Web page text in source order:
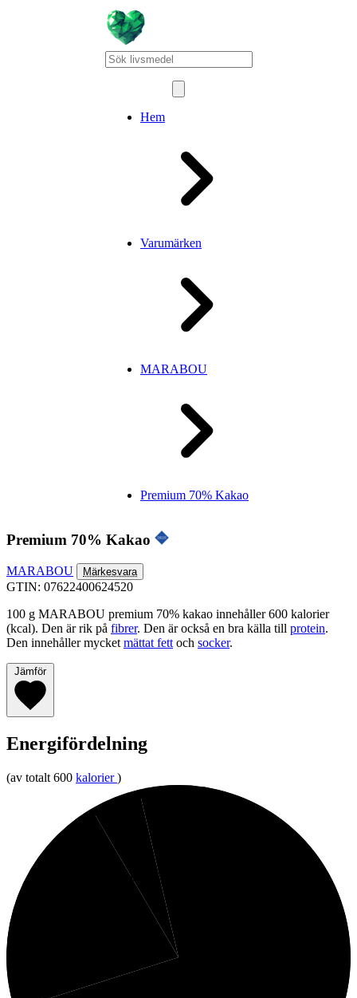
Hem
Varumärken
MARABOU
Premium 70% Kakao
Premium 70% Kakao
MARABOU Märkesvara
GTIN: 07622400624520
100 g MARABOU premium 70% kakao innehåller 600 kalorier
(kcal). Den är rik på fibrer. Den är också en bra källa till protein.
Den innehåller mycketmättat fettoch socker.
Jämför
Energifördelning
(av totalt 600 kalorier )
ProteinFibrer